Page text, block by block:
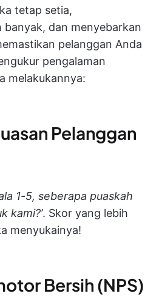
tetap setia,
banyak, dan menyebarkan
pelanggan Anda
pengalaman
melakukannya:
Pelanggan
1-5, seberapa puaskah
kami?’. Skor yang lebih
menyukainya!
Bersih (NPS)